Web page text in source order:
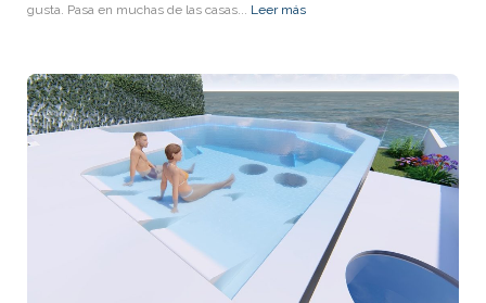
gusta. Pasa en muchas de las casas... Leer más